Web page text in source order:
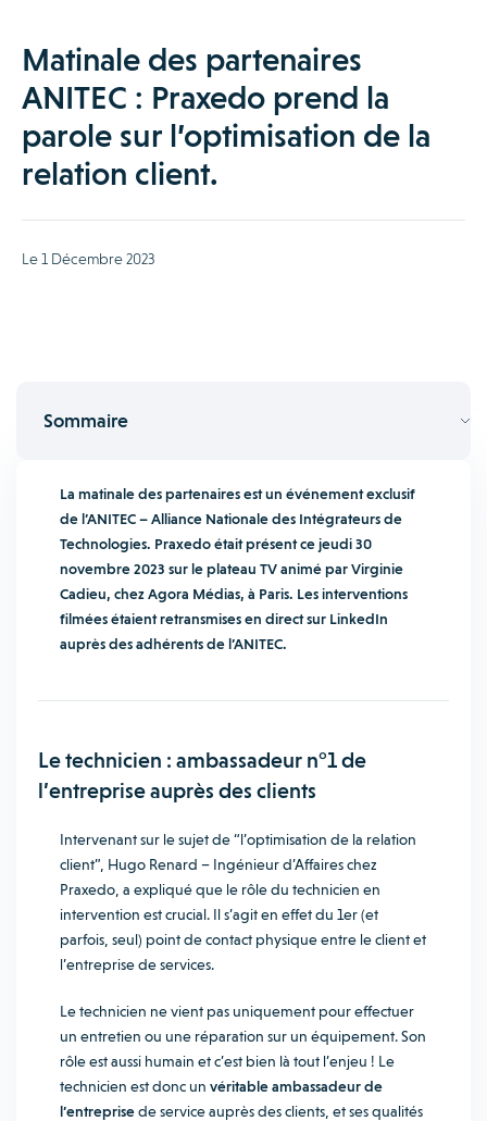
Matinale des partenaires
ANITEC : Praxedo prend la
parole sur l’optimisation de la
relation client.
Le 1 Décembre 2023
Sommaire
La matinale des partenaires est un événement exclusif
de l’ANITEC – Alliance Nationale des Intégrateurs de
Technologies. Praxedo était présent ce jeudi 30
novembre 2023 sur le plateau TV animé par Virginie
Cadieu, chez Agora Médias, à Paris. Les interventions
filmées étaient retransmises en direct sur LinkedIn
auprès des adhérents de l’ANITEC.
Le technicien : ambassadeur n°1 de
l’entreprise auprès des clients
Intervenant sur le sujet de “l’optimisation de la relation
client”, Hugo Renard – Ingénieur d’Affaires chez
Praxedo, a expliqué que le rôle du technicien en
intervention est crucial. Il s’agit en effet du 1er (et
parfois, seul) point de contact physique entre le client et
l’entreprise de services.
Le technicien ne vient pas uniquement pour effectuer
un entretien ou une réparation sur un équipement. Son
rôle est aussi humain et c’est bien là tout l’enjeu ! Le
technicien est donc un véritable ambassadeur de
l’entreprisede service auprès des clients, et ses qualités